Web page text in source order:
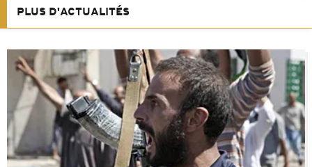
PLUS D'ACTUALITÉS